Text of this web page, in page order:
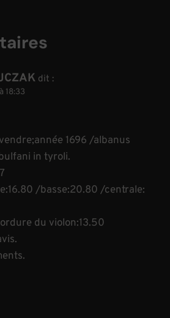
dit :
18:33
1696 /albanus
in tyroli.
/basse:20.80 /centrale:
du violon:13.50